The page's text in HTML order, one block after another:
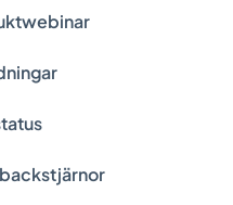
att kunna meddela att
en ledande aktör